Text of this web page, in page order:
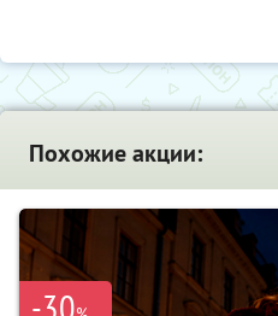
Похожие акции: